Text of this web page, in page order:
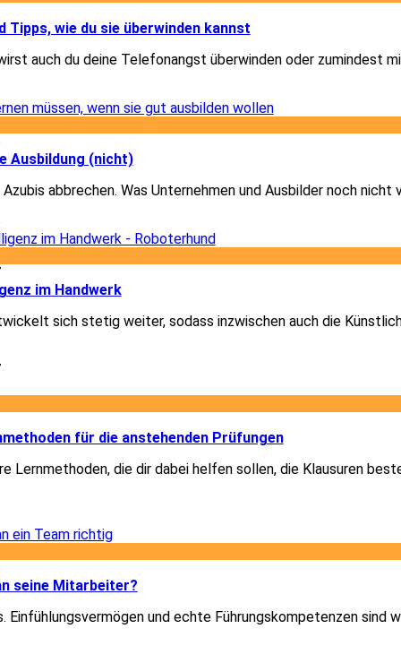
Tipps, wie du sie überwinden kannst
auch du deine Telefonangst überwinden oder zumindest
Ausbildung (nicht)
Azubis abbrechen. Was Unternehmen und Ausbilder noch nicht
im Handwerk
sich stetig weiter, sodass inzwischen auch die
für die anstehenden Prüfungen
Lernmethoden, die dir dabei helfen sollen, die Klausuren
seine Mitarbeiter?
Einfühlungsvermögen und echte Führungskompetenzen sind